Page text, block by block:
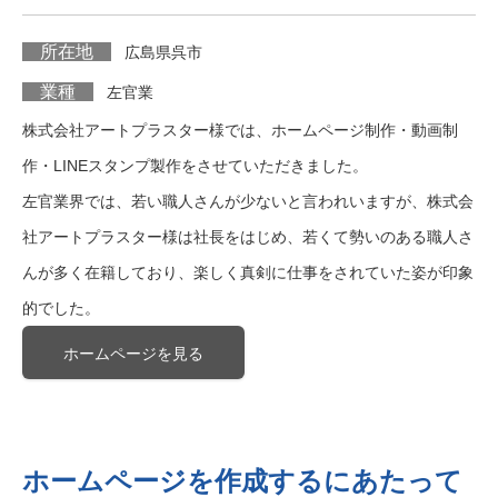
所在地 広島県呉市
業種 左官業
株式会社アートプラスター様では、ホームページ制作・動画制
作・LINEスタンプ製作をさせていただきました。
左官業界では、若い職人さんが少ないと言われいますが、株式会
社アートプラスター様は社長をはじめ、若くて勢いのある職人さ
んが多く在籍しており、楽しく真剣に仕事をされていた姿が印象
的でした。
ホームページを見る
ホームページを作成するにあたって